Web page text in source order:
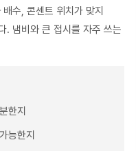
수, 콘센트 위치가 맞지
. 냄비와 큰 접시를 자주 쓰는
한지
능한지